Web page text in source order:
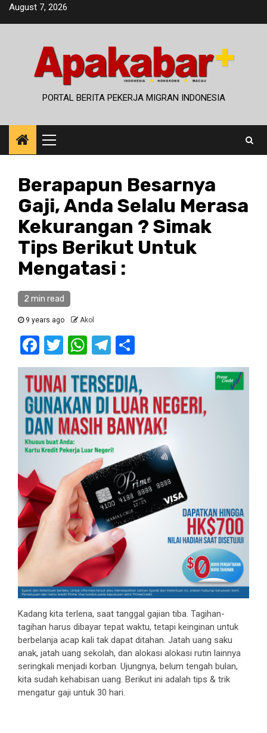
SkipAugust 7, 2026
PORTAL BERITA PEKERJA MIGRAN INDONESIA
Primary
Menu
Berapapun Besarnya
Gaji, Anda Selalu Merasa
Kekurangan ? Simak
Tips Berikut Untuk
Mengatasi :
2 min read
9 years ago Akol
Facebook
Twitter
WhatsApp
Telegram
Kadang kita terlena, saat tanggal gajian tiba. Tagihan-
tagihan harus dibayar tepat waktu, tetapi keinginan untuk
berbelanja acap kali tak dapat ditahan. Jatah uang saku
anak, jatah uang sekolah, dan alokasi alokasi rutin lainnya
seringkali menjadi korban. Ujungnya, belum tengah bulan,
kita sudah kehabisan uang. Berikut ini adalah tips & trik
mengatur gaji untuk 30 hari.